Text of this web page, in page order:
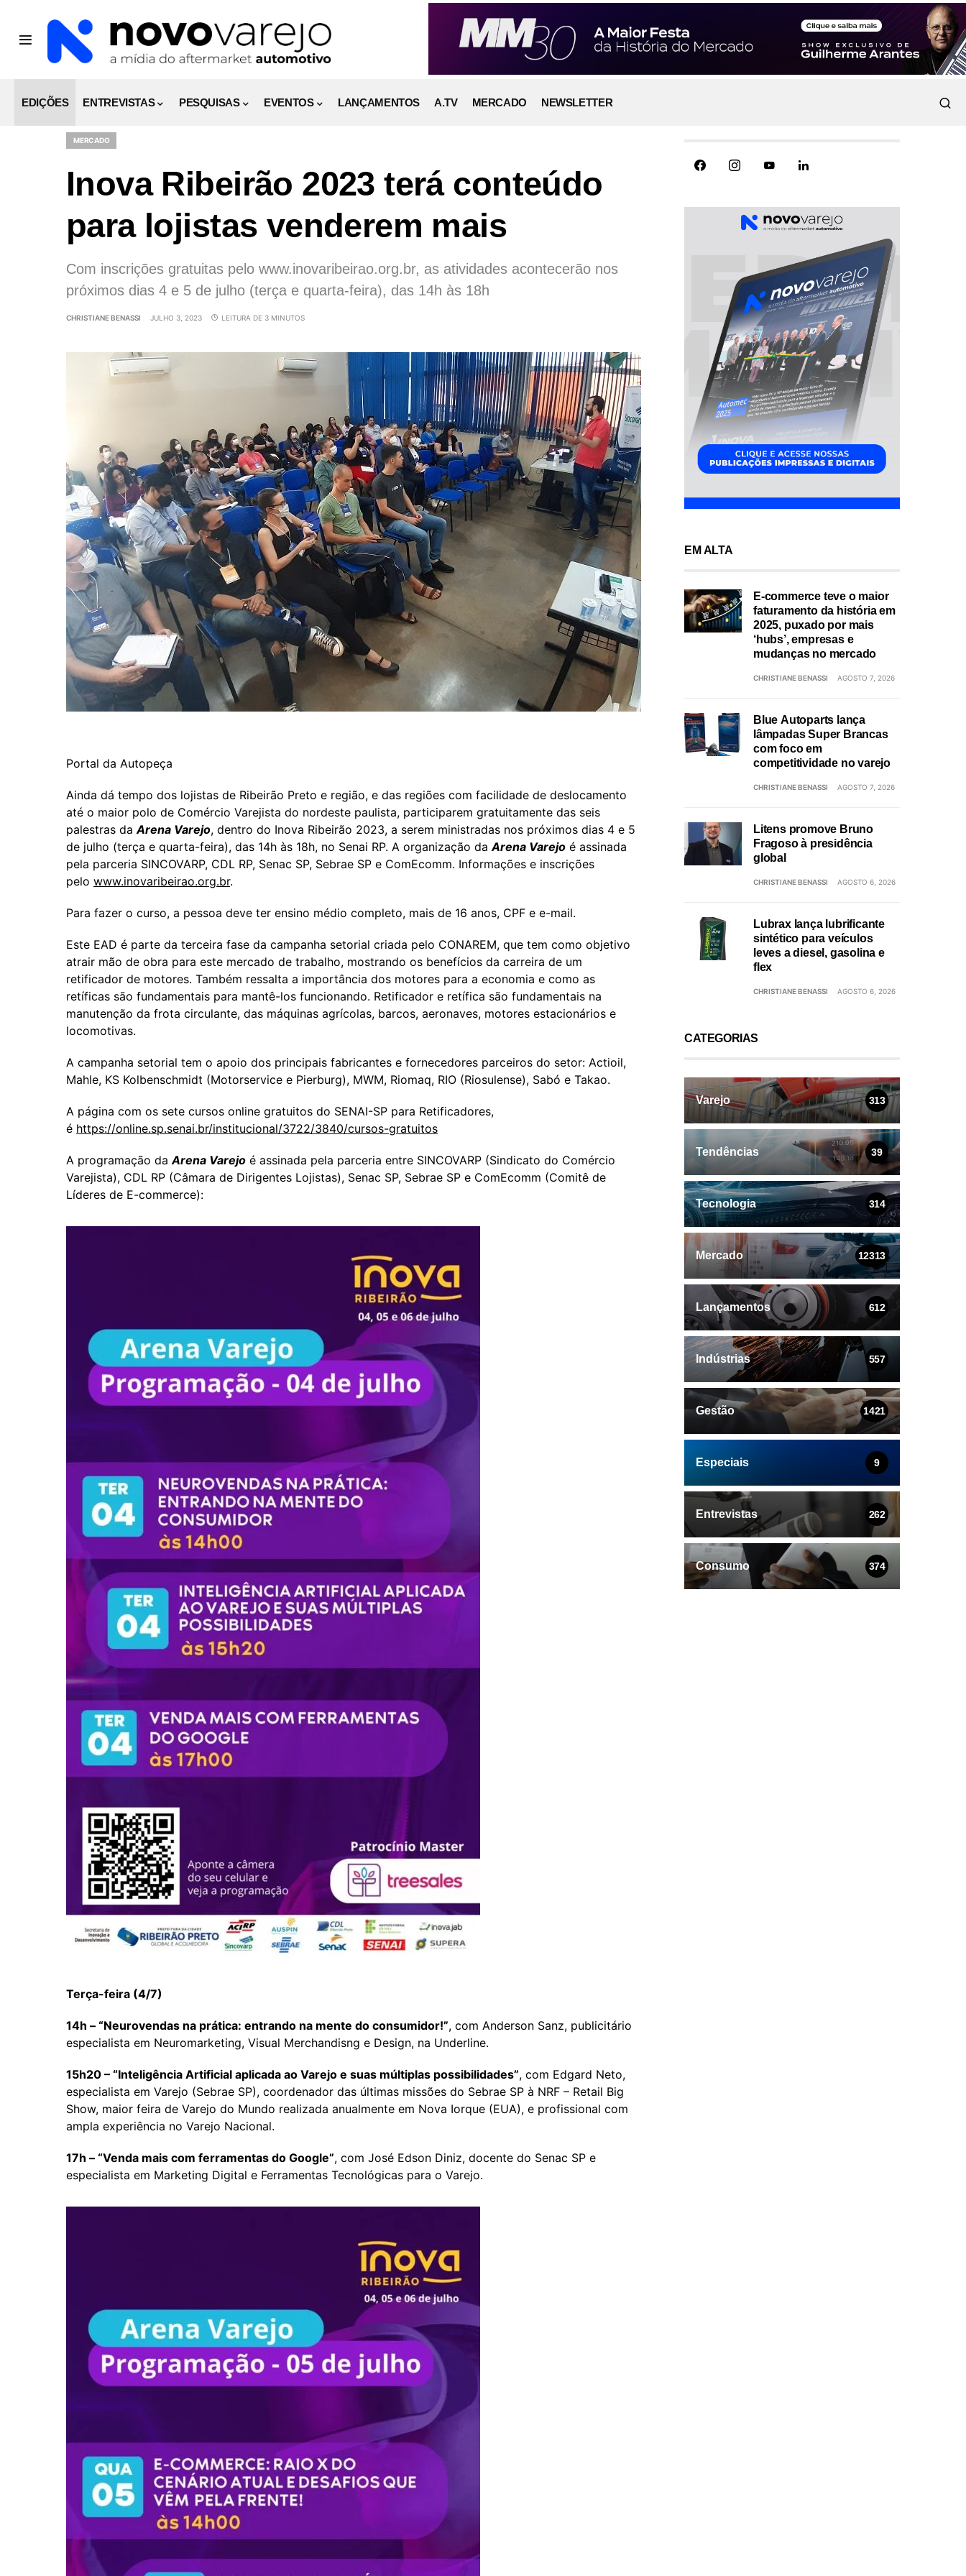
EDIÇÕES ENTREVISTAS PESQUISAS EVENTOS LANÇAMENTOS A.TV MERCADO NEWSLETTER
MERCADO
Inova Ribeirão 2023 terá conteúdo
para lojistas venderem mais
Com inscrições gratuitas pelo www.inovaribeirao.org.br, as atividades acontecerão nos
próximos dias 4 e 5 de julho (terça e quarta-feira), das 14h às 18h
CHRISTIANE BENASSI JULHO 3, 2023 LEITURA DE 3 MINUTOS
Portal da Autopeça
Ainda dá tempo dos lojistas de Ribeirão Preto e região, e das regiões com facilidade de deslocamento
até o maior polo de Comércio Varejista do nordeste paulista, participarem gratuitamente das seis
palestras daArena Varejo, dentro do Inova Ribeirão 2023, a serem ministradas nos próximos dias 4 e 5
de julho (terça e quarta-feira), das 14h às 18h, no Senai RP. A organização da Arena Varejo é assinada
pela parceria SINCOVARP, CDL RP, Senac SP, Sebrae SP e ComEcomm. Informações e inscrições
pelo www.inovaribeirao.org.br.
Para fazer o curso, a pessoa deve ter ensino médio completo, mais de 16 anos, CPF e e-mail.
Este EAD é parte da terceira fase da campanha setorial criada pelo CONAREM, que tem como objetivo
atrair mão de obra para este mercado de trabalho, mostrando os benefícios da carreira de um
retificador de motores. Também ressalta a importância dos motores para a economia e como as
retíficas são fundamentais para mantê-los funcionando. Retificador e retífica são fundamentais na
manutenção da frota circulante, das máquinas agrícolas, barcos, aeronaves, motores estacionários e
locomotivas.
A campanha setorial tem o apoio dos principais fabricantes e fornecedores parceiros do setor: Actioil,
Mahle, KS Kolbenschmidt (Motorservice e Pierburg), MWM, Riomaq, RIO (Riosulense), Sabó e Takao.
A página com os sete cursos online gratuitos do SENAI-SP para Retificadores,
é https://online.sp.senai.br/institucional/3722/3840/cursos-gratuitos
A programação daArena Varejo é assinada pela parceria entre SINCOVARP (Sindicato do Comércio
Varejista), CDL RP (Câmara de Dirigentes Lojistas), Senac SP, Sebrae SP e ComEcomm (Comitê de
Líderes de E-commerce):
Terça-feira (4/7)
14h – “Neurovendas na prática: entrando na mente do consumidor!”, com Anderson Sanz, publicitário
especialista em Neuromarketing, Visual Merchandisng e Design, na Underline.
15h20 – “Inteligência Artificial aplicada ao Varejo e suas múltiplas possibilidades”, com Edgard Neto,
especialista em Varejo (Sebrae SP), coordenador das últimas missões do Sebrae SP à NRF – Retail Big
Show, maior feira de Varejo do Mundo realizada anualmente em Nova Iorque (EUA), e profissional com
ampla experiência no Varejo Nacional.
17h – “Venda mais com ferramentas do Google”, com José Edson Diniz, docente do Senac SP e
especialista em Marketing Digital e Ferramentas Tecnológicas para o Varejo.
EM ALTA
E-commerce teve o maior
faturamento da história em
2025, puxado por mais
‘hubs’, empresas e
mudanças no mercado
CHRISTIANE BENASSI AGOSTO 7, 2026
Blue Autoparts lança
lâmpadas Super Brancas
com foco em
competitividade no varejo
CHRISTIANE BENASSI AGOSTO 7, 2026
Litens promove Bruno
Fragoso à presidência
global
CHRISTIANE BENASSI AGOSTO 6, 2026
Lubrax lança lubrificante
sintético para veículos
leves a diesel, gasolina e
flex
CHRISTIANE BENASSI AGOSTO 6, 2026
CATEGORIAS
Varejo 313
Tendências 39
Tecnologia 314
Mercado 12313
Lançamentos 612
Indústrias 557
Gestão 1421
Especiais 9
Entrevistas 262
Consumo 374